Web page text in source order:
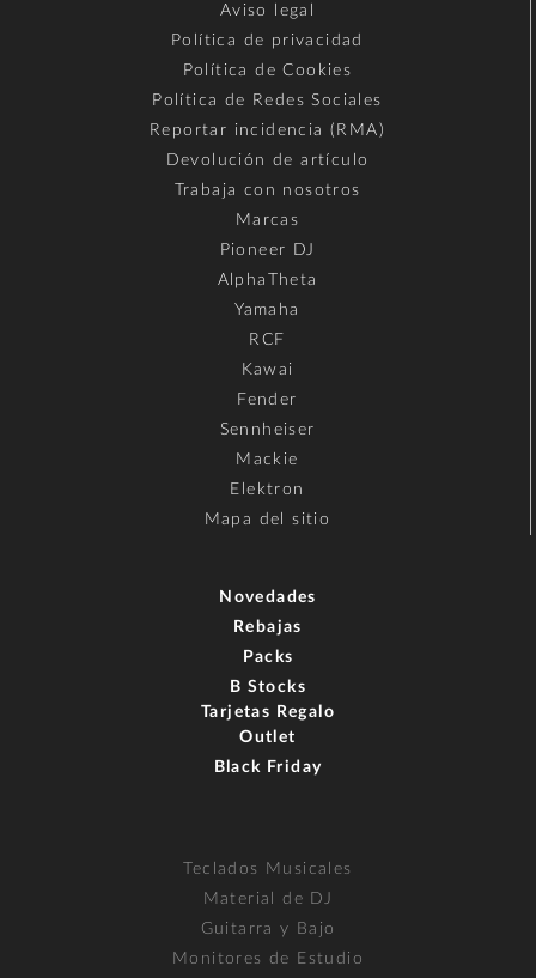
Aviso legal
Política de privacidad
Política de Cookies
Política de Redes Sociales
Reportar incidencia (RMA)
Devolución de artículo
Trabaja con nosotros
Marcas
Pioneer DJ
AlphaTheta
Yamaha
RCF
Kawai
Fender
Sennheiser
Mackie
Elektron
Mapa del sitio
Novedades
Rebajas
Packs
B Stocks
Tarjetas Regalo
Outlet
Black Friday
Teclados Musicales
Material de DJ
Guitarra y Bajo
Monitores de Estudio